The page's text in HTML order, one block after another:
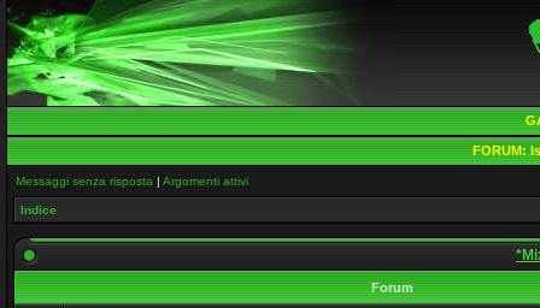
FORUM:
Messaggi senza risposta | Argomenti attivi
Indice
Forum